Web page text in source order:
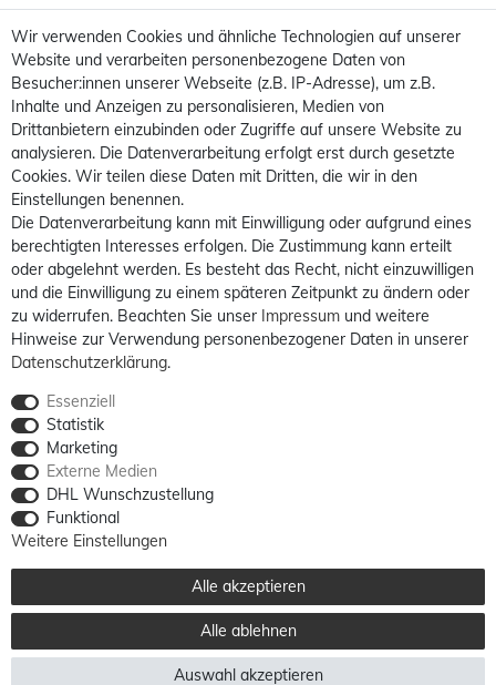
Alle Preise sind inkl. MwSt. / **Kostenloser Versand innerhalb Deutschlands möglich.
Wir verwenden Cookies und ähnliche Technologien auf unserer
Website und verarbeiten personenbezogene Daten von
Besucher:innen unserer Webseite (z.B. IP-Adresse), um z.B.
Inhalte und Anzeigen zu personalisieren, Medien von
Drittanbietern einzubinden oder Zugriffe auf unsere Website zu
analysieren. Die Datenverarbeitung erfolgt erst durch gesetzte
Cookies. Wir teilen diese Daten mit Dritten, die wir in den
Einstellungen benennen.
Die Datenverarbeitung kann mit Einwilligung oder aufgrund eines
berechtigten Interesses erfolgen. Die Zustimmung kann erteilt
oder abgelehnt werden. Es besteht das Recht, nicht einzuwilligen
und die Einwilligung zu einem späteren Zeitpunkt zu ändern oder
zu widerrufen. Beachten Sie unser Impressum und weitere
Hinweise zur Verwendung personenbezogener Daten in unserer
Daten­schutz­erklärung.
Essenziell
Statistik
Marketing
Externe Medien
DHL Wunschzustellung
Funktional
Weitere Einstellungen
Alle akzeptieren
Alle ablehnen
Auswahl akzeptieren